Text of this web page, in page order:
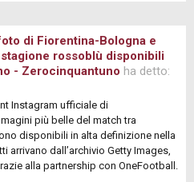
di Fiorentina-Bologna e
rossoblù disponibili
- Zerocinquantuno ha detto:
Instagram ufficiale di
più belle del match tra
disponibili in alta definizione nella
arrivano dall’archivio Getty Images,
alla partnership con OneFootball.